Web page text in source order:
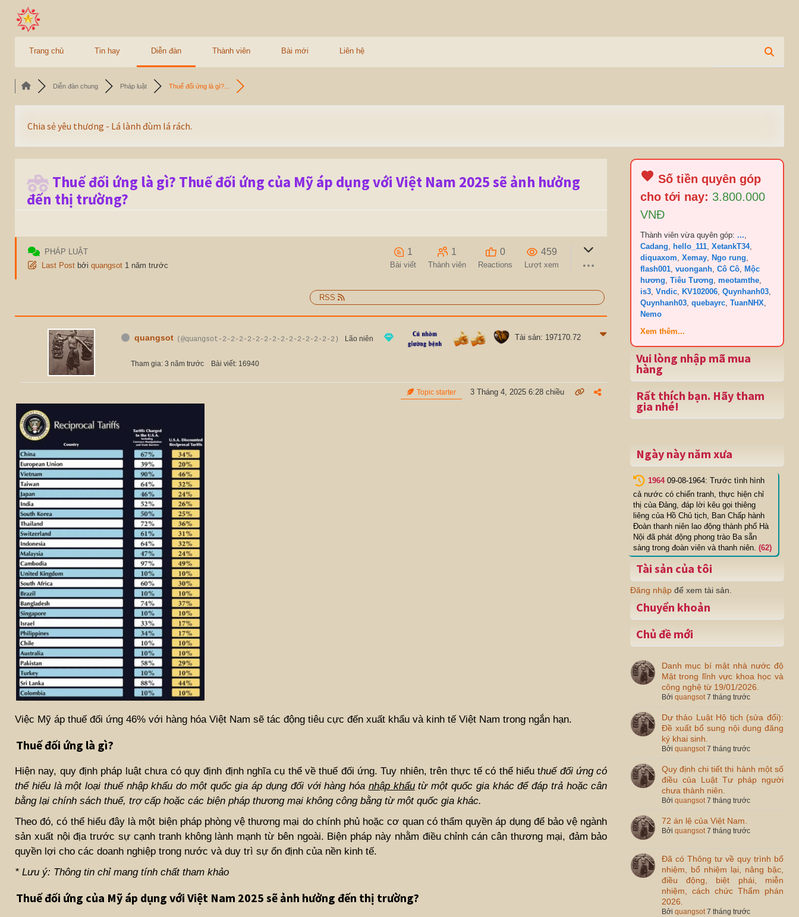
Trang chủ Tin hay Diễn đàn Thành viên Bài mới Liên hệ
Diễn đàn chung Pháp luật Thuế đối ứng là gì?...
Chia sẻ yêu thương - Lá lành đùm lá rách.
Thuế đối ứng là gì? Thuế đối ứng của Mỹ áp dụng với Việt Nam 2025 sẽ ảnh hưởng
đến thị trường?
PHÁP LUẬT
Last Post bởi quangsot 1 năm trước
1
Bài viết
1
Thành viên
0
Reactions
459
Lượt xem
RSS
quangsot (@quangsot-2-2-2-2-2-2-2-2-2-2-2-2-2-2) Lão niên Tài sản: 197170.72
Tham gia: 3 năm trước Bài viết: 16940
Topic starter 3 Tháng 4, 2025 6:28 chiều
Việc Mỹ áp thuế đối ứng 46% với hàng hóa Việt Nam sẽ tác động tiêu cực đến xuất khẩu và kinh tế Việt Nam trong ngắn hạn.
Thuế đối ứng là gì?
Hiện nay, quy định pháp luật chưa có quy định định nghĩa cụ thể về thuế đối ứng. Tuy nhiên, trên thực tế có thể hiểu thuế đối ứng có
thể hiểu là một loại thuế nhập khẩu do một quốc gia áp dụng đối với hàng hóa nhập khẩutừ một quốc gia khác để đáp trả hoặc cân
bằng lại chính sách thuế, trợ cấp hoặc các biện pháp thương mại không công bằng từ một quốc gia khác.
Theo đó, có thể hiểu đây là một biện pháp phòng vệ thương mại do chính phủ hoặc cơ quan có thẩm quyền áp dụng để bảo vệ ngành
sản xuất nội địa trước sự cạnh tranh không lành mạnh từ bên ngoài. Biện pháp này nhằm điều chỉnh cán cân thương mại, đảm bảo
quyền lợi cho các doanh nghiệp trong nước và duy trì sự ổn định của nền kinh tế.
* Lưu ý: Thông tin chỉ mang tính chất tham khảo
Thuế đối ứng của Mỹ áp dụng với Việt Nam 2025 sẽ ảnh hưởng đến thị trường?
Số tiền quyên góp
cho tới nay: 3.800.000
VNĐ
Thành viên vừa quyên góp:...,
Cadang, hello_111,XetankT34,
diquaxom,Xemay, Ngo rung,
flash001,vuonganh,Cô Cô, Mộc
hương,Tiêu Tương,meotamthe,
is3,Vndic, KV102006,Quynhanh03,
Quynhanh03,quebayrc,TuanNHX,
Nemo
Xem thêm...
Vui lòng nhập mã mua
hàng
Rất thích bạn. Hãy tham
gia nhé!
Ngày này năm xưa
1964 09-08-1964: Trước tình hình
cả nước có chiến tranh, thực hiện chỉ
thị của Đảng, đáp lời kêu gọi thiêng
liêng của Hồ Chủ tịch, Ban Chấp hành
Đoàn thanh niên lao động thành phố Hà
Nội đã phát động phong trào Ba sẵn
sàng trong đoàn viên và thanh niên. (62)
Tài sản của tôi
Đăng nhập để xem tài sản.
Chuyển khoản
Chủ đề mới
Danh mục bí mật nhà nước độ
Mật trong lĩnh vực khoa học và
công nghệ từ 19/01/2026.
Bởi quangsot 7 tháng trước
Dự thảo Luật Hộ tịch (sửa đổi):
Đề xuất bổ sung nội dung đăng
ký khai sinh.
Bởi quangsot 7 tháng trước
Quy định chi tiết thi hành một số
điều của Luật Tư pháp người
chưa thành niên.
Bởi quangsot 7 tháng trước
72 án lệ của Việt Nam.
Bởi quangsot 7 tháng trước
Đã có Thông tư về quy trình bổ
nhiệm, bổ nhiệm lại, nâng bậc,
điều động, biệt phái, miễn
nhiệm, cách chức Thẩm phán
2026.
Bởi quangsot 7 tháng trước